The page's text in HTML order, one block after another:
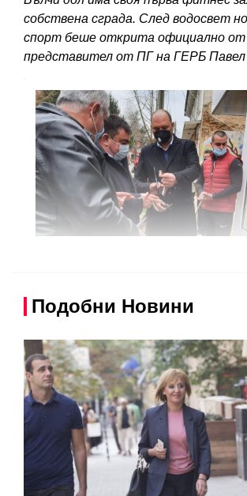
собствена сграда. След водосвет
спорт беше открита официално от
представител от ПГ на ГЕРБ
Подобни Новини